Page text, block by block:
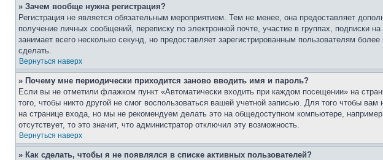
» Зачем вообще нужна регистрация?
Регистрация не является обязательным мероприятием. Тем не менее, она предоставляет
получение личных сообщений, переписку по электронной почте, участие в группах,
занимает всего несколько секунд, но предоставляет зарегистрированным пользователям
сделать.
Вернуться наверх
» Почему мне периодически приходится заново вводить имя и пароль?
Если вы не отметили флажком пункт «Автоматически входить при каждом посещении» на
того, чтобы никто другой не смог воспользоваться вашей учетной записью. Для того чтобы
на странице входа, но мы не рекомендуем делать это на общедоступном компьютере,
отсутствует, то это значит, что администратор отключил эту возможность.
Вернуться наверх
» Как сделать, чтобы я не появлялся в списке активных пользователей?